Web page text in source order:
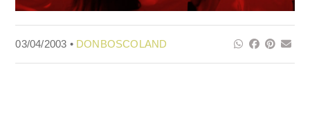
03/04/2003 • DONBOSCOLAND